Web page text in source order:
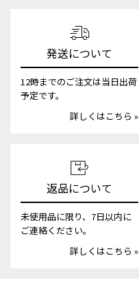
発送について
12時までのご注文は当日出荷
予定です。
詳しくはこちら »
返品について
未使用品に限り、7日以内に
ご連絡ください。
詳しくはこちら »